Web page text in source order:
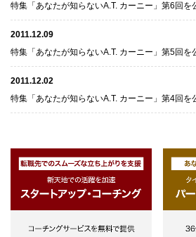
特集「あなたが知らないA.T. カーニー」第6回を
2011.12.09
特集「あなたが知らないA.T. カーニー」第5回を
2011.12.02
特集「あなたが知らないA.T. カーニー」第4回を